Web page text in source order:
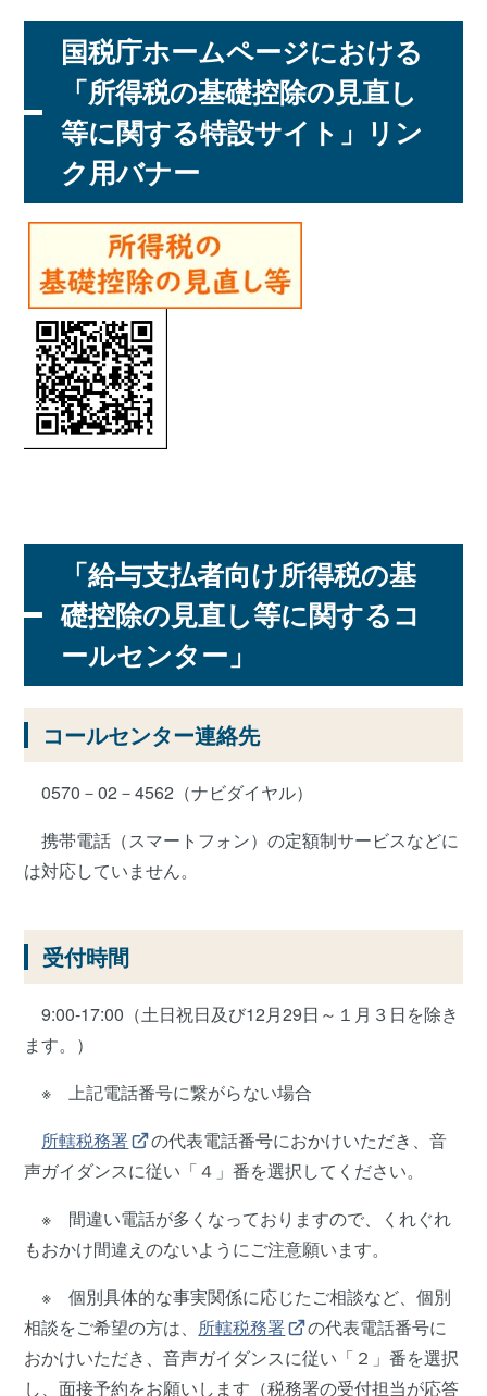
国税庁ホームページにおける
「所得税の基礎控除の見直し
等に関する特設サイト」リン
ク用バナー
「給与支払者向け所得税の基
礎控除の見直し等に関するコ
ールセンター」
コールセンター連絡先
0570－02－4562（ナビダイヤル）
携帯電話（スマートフォン）の定額制サービスなどに
は対応していません。
受付時間
9:00-17:00（土日祝日及び12月29日～１月３日を除き
ます。）
※ 上記電話番号に繋がらない場合
所轄税務署
の代表電話番号におかけいただき、音
声ガイダンスに従い「４」番を選択してください。
※ 間違い電話が多くなっておりますので、くれぐれ
もおかけ間違えのないようにご注意願います。
※ 個別具体的な事実関係に応じたご相談など、個別
相談をご希望の方は、 所轄税務署
の代表電話番号に
おかけいただき、音声ガイダンスに従い「２」番を選択
し、面接予約をお願いします（税務署の受付担当が応答